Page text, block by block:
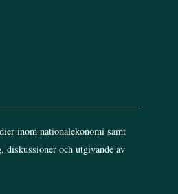
inom nationalekonomi samt
diskussioner och utgivande av